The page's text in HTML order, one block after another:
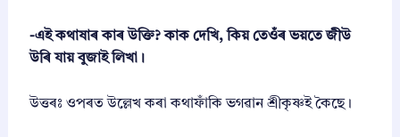
-এই কথাষাৰ কাৰ উক্তি? কাক দেখি, কিয় তেওঁৰ ভয়তে জীউ
উৰি যায় বুজাই লিখা।
উত্তৰঃ ওপৰত উল্লেখ কৰা কথাফাঁকি ভগৱান শ্ৰীকৃষ্ণই কৈছে।